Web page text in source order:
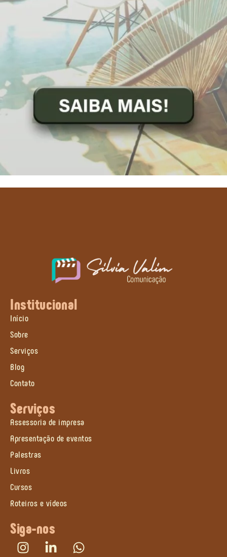
Institucional
Início
Sobre
Serviços
Blog
Contato
Serviços
Assessoria de impresa
Apresentação de eventos
Palestras
Livros
Cursos
Roteiros e vídeos
Siga-nos